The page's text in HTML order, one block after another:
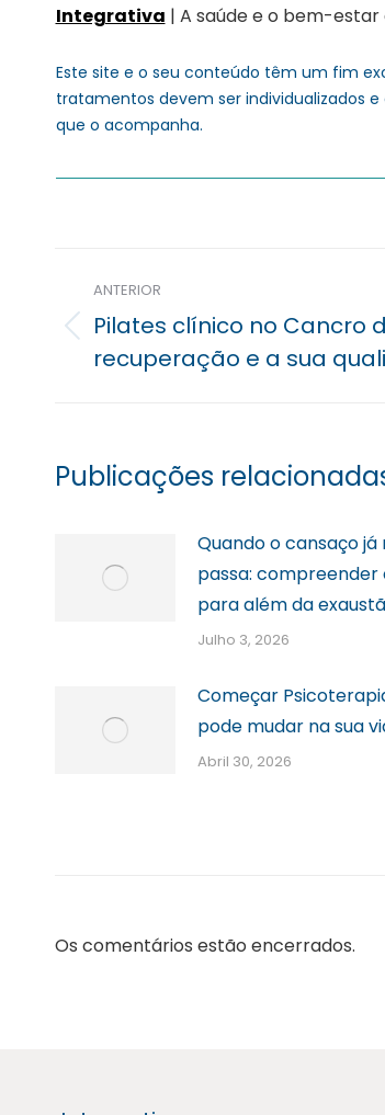
Integrativa | A saúde e o bem-
Este site e o seu conteúdo têm um fim
tratamentos devem ser individualizados
que o acompanha.
Navegação
posterior
ANTERIOR
Previous
post:
Pilates clínico no Cancro
recuperação e a sua
Publicações
Quando o cansaço já
passa: compreender
para além da
Julho 3, 2026
Começar
pode mudar na sua
Abril 30, 2026
Os comentários estão encerrados.